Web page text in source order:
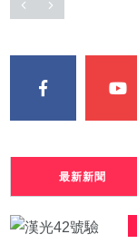
最新新聞